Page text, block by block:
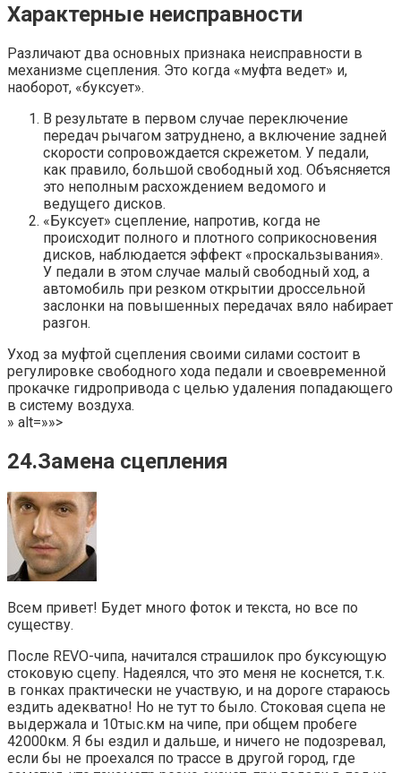
Характерные неисправности
Различают два основных признака неисправности в
механизме сцепления. Это когда «муфта ведет» и,
наоборот, «буксует».
В результате в первом случае переключение
передач рычагом затруднено, а включение задней
скорости сопровождается скрежетом. У педали,
как правило, большой свободный ход. Объясняется
это неполным расхождением ведомого и
ведущего дисков.
«Буксует» сцепление, напротив, когда не
происходит полного и плотного соприкосновения
дисков, наблюдается эффект «проскальзывания».
У педали в этом случае малый свободный ход, а
автомобиль при резком открытии дроссельной
заслонки на повышенных передачах вяло набирает
разгон.
Уход за муфтой сцепления своими силами состоит в
регулировке свободного хода педали и своевременной
прокачке гидропривода с целью удаления попадающего
в систему воздуха.
» alt=»»>
24.Замена сцепления
Всем привет! Будет много фоток и текста, но все по
существу.
После REVO-чипа, начитался страшилок про буксующую
стоковую сцепу. Надеялся, что это меня не коснется, т.к.
в гонках практически не участвую, и на дороге стараюсь
ездить адекватно! Но не тут то было. Стоковая сцепа не
выдержала и 10тыс.км на чипе, при общем пробеге
42000км. Я бы ездил и дальше, и ничего не подозревал,
если бы не проехался по трассе в другой город, где